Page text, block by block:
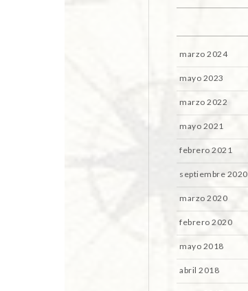
marzo 2024
mayo 2023
marzo 2022
mayo 2021
febrero 2021
septiembre 2020
marzo 2020
febrero 2020
mayo 2018
abril 2018